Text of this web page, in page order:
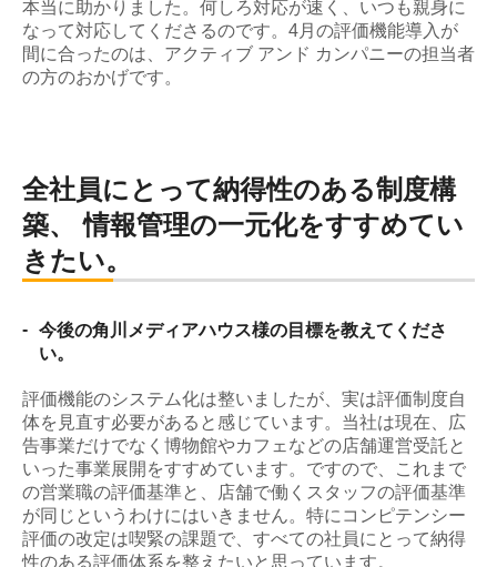
本当に助かりました。何しろ対応が速く、いつも親身に
なって対応してくださるのです。4月の評価機能導入が
間に合ったのは、アクティブ アンド カンパニーの担当者
の方のおかげです。
全社員にとって納得性のある制度構
築、 情報管理の一元化をすすめてい
きたい。
- 今後の角川メディアハウス様の目標を教えてくださ
い。
評価機能のシステム化は整いましたが、実は評価制度自
体を見直す必要があると感じています。当社は現在、広
告事業だけでなく博物館やカフェなどの店舗運営受託と
いった事業展開をすすめています。ですので、これまで
の営業職の評価基準と、店舗で働くスタッフの評価基準
が同じというわけにはいきません。特にコンピテンシー
評価の改定は喫緊の課題で、すべての社員にとって納得
性のある評価体系を整えたいと思っています。